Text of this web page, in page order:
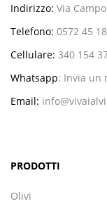
Indirizzo: Via
Telefono: 0572 45
Cellulare: 340 154
Whatsapp: Invia un
Email:
PRODOTTI
Olivi